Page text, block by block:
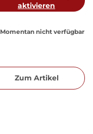
aktivieren
Momentan nicht verfügbar
Zum Artikel